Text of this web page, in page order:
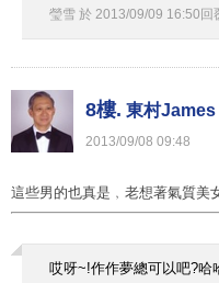
瑩雪 於 2013/09/09 16:50回
8樓. 東村James
2013/09/08 09:48
這些男的也真是﹐老想著氣質美
哎呀~!作作夢總可以吧?哈